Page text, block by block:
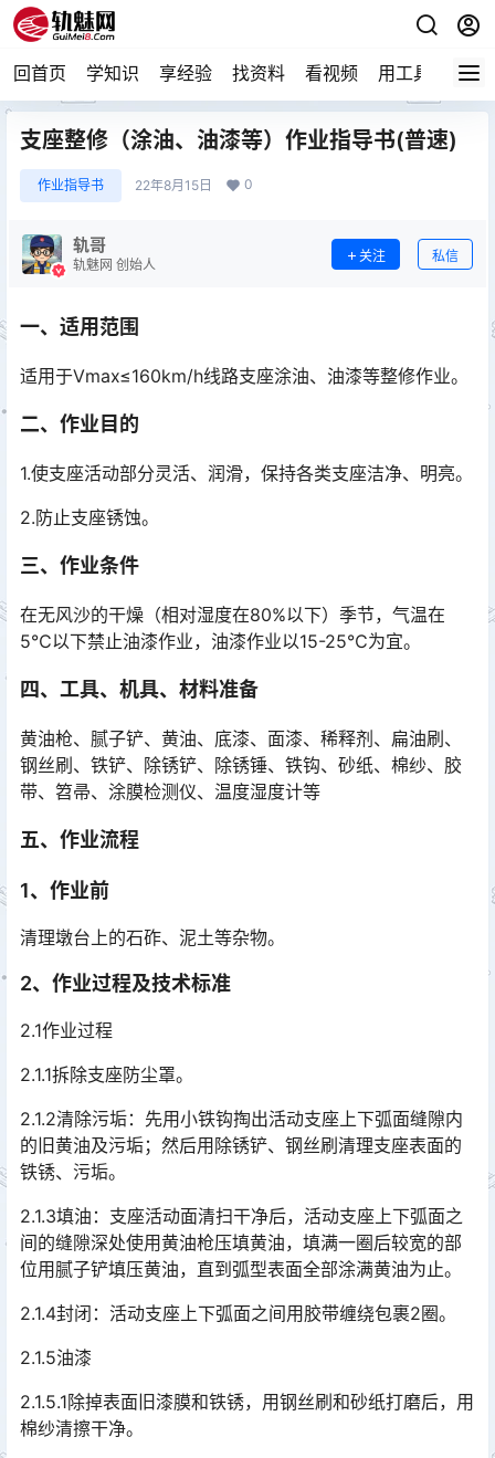
回首页 学知识 享经验 找资料 看视频 用工具 论技
支座整修（涂油、油漆等）作业指导书(普速)
作业指导书 22年8月15日 0
轨哥
轨魅网 创始人
关注 私信
一、适用范围
适用于Vmax≤160km/h线路支座涂油、油漆等整修作业。
二、作业目的
1.使支座活动部分灵活、润滑，保持各类支座洁净、明亮。
2.防止支座锈蚀。
三、作业条件
在无风沙的干燥（相对湿度在80%以下）季节，气温在
5℃以下禁止油漆作业，油漆作业以15-25℃为宜。
四、工具、机具、材料准备
黄油枪、腻子铲、黄油、底漆、面漆、稀释剂、扁油刷、
钢丝刷、铁铲、除锈铲、除锈锤、铁钩、砂纸、棉纱、胶
带、笤帚、涂膜检测仪、温度湿度计等
五、作业流程
1、作业前
清理墩台上的石砟、泥土等杂物。
2、作业过程及技术标准
2.1作业过程
2.1.1拆除支座防尘罩。
2.1.2清除污垢：先用小铁钩掏出活动支座上下弧面缝隙内
的旧黄油及污垢；然后用除锈铲、钢丝刷清理支座表面的
铁锈、污垢。
2.1.3填油：支座活动面清扫干净后，活动支座上下弧面之
间的缝隙深处使用黄油枪压填黄油，填满一圈后较宽的部
位用腻子铲填压黄油，直到弧型表面全部涂满黄油为止。
2.1.4封闭：活动支座上下弧面之间用胶带缠绕包裹2圈。
2.1.5油漆
2.1.5.1除掉表面旧漆膜和铁锈，用钢丝刷和砂纸打磨后，用
棉纱清擦干净。